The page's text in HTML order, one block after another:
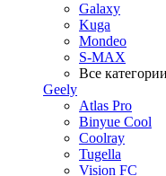
Galaxy
Kuga
Mondeo
S-MAX
Все
Geely
Atlas Pro
Binyue Cool
Coolray
Tugella
Vision FC